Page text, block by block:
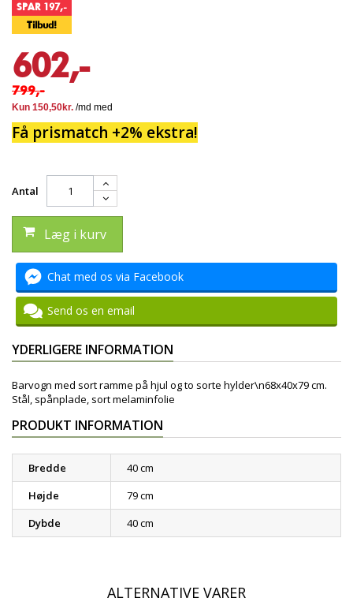
SPAR 197,-
Tilbud!
602,-
799,-
Få prismatch +2% ekstra!
Antal
Læg i kurv
Chat med os via Facebook
Send os en email
YDERLIGERE INFORMATION
Barvogn med sort ramme på hjul og to sorte hylder\n68x40x79 cm.
Stål, spånplade, sort melaminfolie
PRODUKT INFORMATION
Bredde
40 cm
Højde
79 cm
Dybde
40 cm
ALTERNATIVE VARER